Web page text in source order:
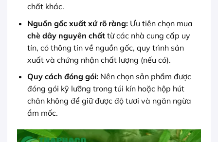
chất khác.
Nguồn gốc xuất xứ rõ ràng:Ưu tiên chọn mua
chè dây nguyên chấttừ các nhà cung cấp uy
tín, có thông tin về nguồn gốc, quy trình sản
xuất và chứng nhận chất lượng (nếu có).
Quy cách đóng gói:Nên chọn sản phẩm được
đóng gói kỹ lưỡng trong túi kín hoặc hộp hút
chân không để giữ được độ tươi và ngăn ngừa
ẩm mốc.